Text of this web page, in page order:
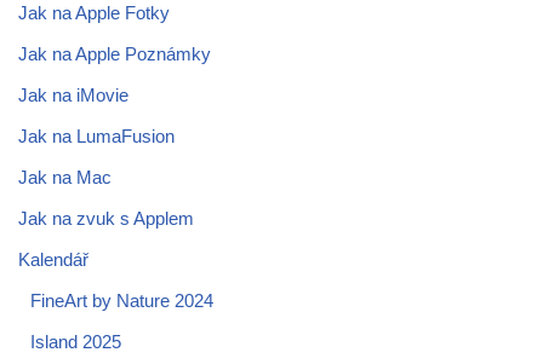
Jak na Apple Fotky
Jak na Apple Poznámky
Jak na iMovie
Jak na LumaFusion
Jak na Mac
Jak na zvuk s Applem
Kalendář
FineArt by Nature 2024
Island 2025